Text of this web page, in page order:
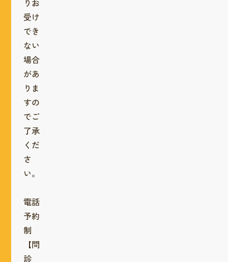
りお
受け
でき
ない
場合
があ
りま
すの
でご
了承
くだ
さ
い。
電話
予約
制
【問
診